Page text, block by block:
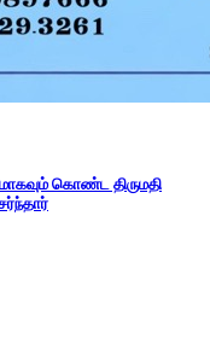
கொண்ட திருமதி